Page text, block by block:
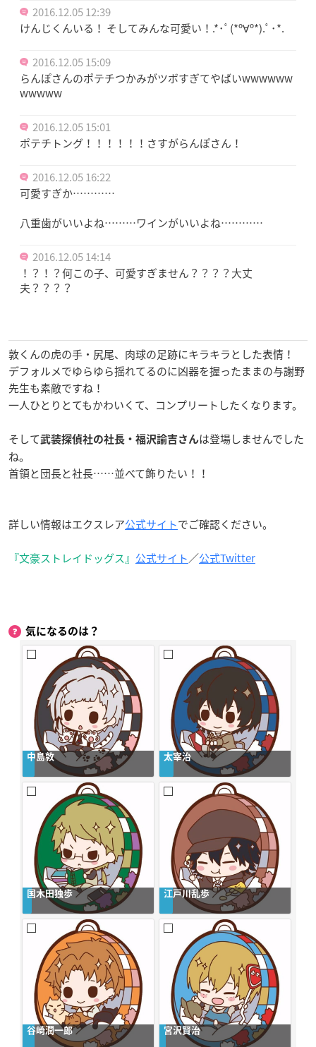
2016.12.05 12:39
けんじくんいる！ そしてみんな可愛い！.*･ﾟ(*º∀º*).ﾟ･*.
2016.12.05 15:09
らんぽさんのポテチつかみがツボすぎてやばいwwwwww
wwwww
2016.12.05 15:01
ポテチトング！！！！！！さすがらんぽさん！
2016.12.05 16:22
可愛すぎか…………
八重歯がいいよね………ワインがいいよね…………
2016.12.05 14:14
！？！？何この子、可愛すぎません？？？？大丈
夫？？？？
敦くんの虎の手・尻尾、肉球の足跡にキラキラとした表情！
デフォルメでゆらゆら揺れてるのに凶器を握ったままの与謝野
先生も素敵ですね！
一人ひとりとてもかわいくて、コンプリートしたくなります。
そして武装探偵社の社長・福沢諭吉さんは登場しませんでした
ね。
首領と団長と社長……並べて飾りたい！！
詳しい情報はエクスレア公式サイトでご確認ください。
『文豪ストレイドッグス』 公式サイト／公式Twitter
気になるのは？
中島敦 太宰治
国木田独歩 江戸川乱歩
谷崎潤一郎 宮沢賢治